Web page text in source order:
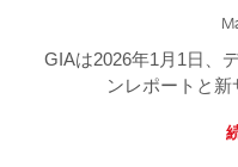
GIAは2026年1月1日、
ンレポートと新